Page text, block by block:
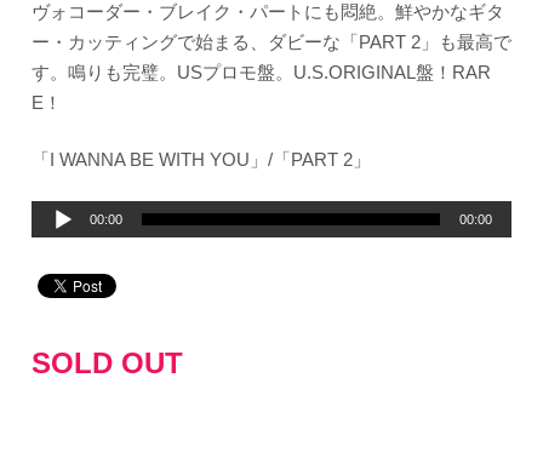
ヴォコーダー・ブレイク・パートにも悶絶。鮮やかなギタ
ー・カッティングで始まる、ダビーな「PART 2」も最高で
す。鳴りも完璧。USプロモ盤。U.S.ORIGINAL盤！RAR
E！
「I WANNA BE WITH YOU」/「PART 2」
プ
ヤ
00:00 00:00
SOLD OUT